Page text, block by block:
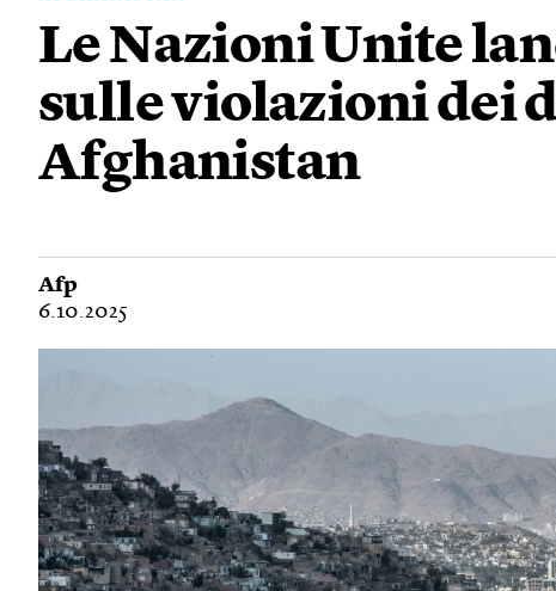
Le Nazioni Unite
sulle violazioni dei
Afghanistan
Afp
6.10.2025